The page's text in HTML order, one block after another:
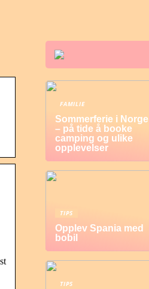
FAMILIE
Sommerferie i Norge
– på tide å booke
camping og ulike
opplevelser
TIPS
Opplev Spania med
bobil
TIPS